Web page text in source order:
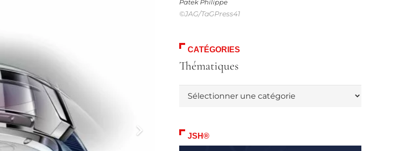
Patek Philippe
©JAG/TaGPress41
CATÉGORIES
Thématiques
JSH®